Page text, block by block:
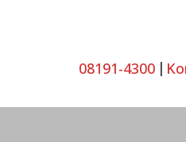
08191-4300